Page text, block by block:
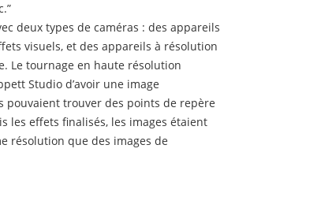
deux types de caméras : des appareils
visuels, et des appareils à résolution
Le tournage en haute résolution
Studio d’avoir une image
trouver des points de repère
les effets finalisés, les images étaient
résolution que des images de